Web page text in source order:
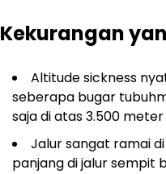
Kekurangan
Altitude sickness
seberapa bugar
saja di atas 3.500 meter
Jalur sangat ramai
panjang di jalur sempit